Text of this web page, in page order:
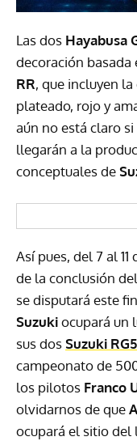
Las dos Hayabusa
decoración basada
RR, que incluyen
plateado, rojo y
aún no está claro
llegarán a la
conceptuales de
Así pues, del 7 al
de la conclusión
se disputará este
Suzukiocupará un
sus dosSuzuki
campeonato de
los pilotos Franco
olvidarnos de que
ocupará el sitio del